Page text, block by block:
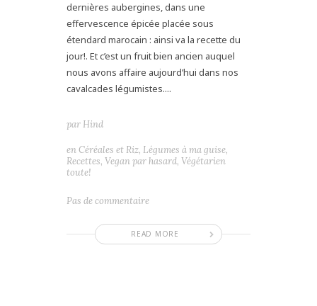
dernières aubergines, dans une
effervescence épicée placée sous
étendard marocain : ainsi va la recette du
jour!. Et c’est un fruit bien ancien auquel
nous avons affaire aujourd’hui dans nos
cavalcades légumistes....
READ MORE
par Hind
enCéréales et Riz, Légumes à ma guise,
Recettes, Vegan par hasard, Végétarien
toute!
Pas de commentaire